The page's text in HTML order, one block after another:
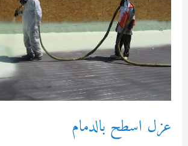
اسطح بالدمام